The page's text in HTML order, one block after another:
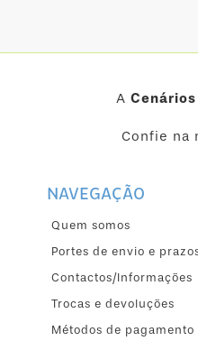
A
Confie na
NAVEGAÇÃO
Quem somos
Portes de envio e
Contactos/Informações
Trocas e devoluções
Métodos de pagamento